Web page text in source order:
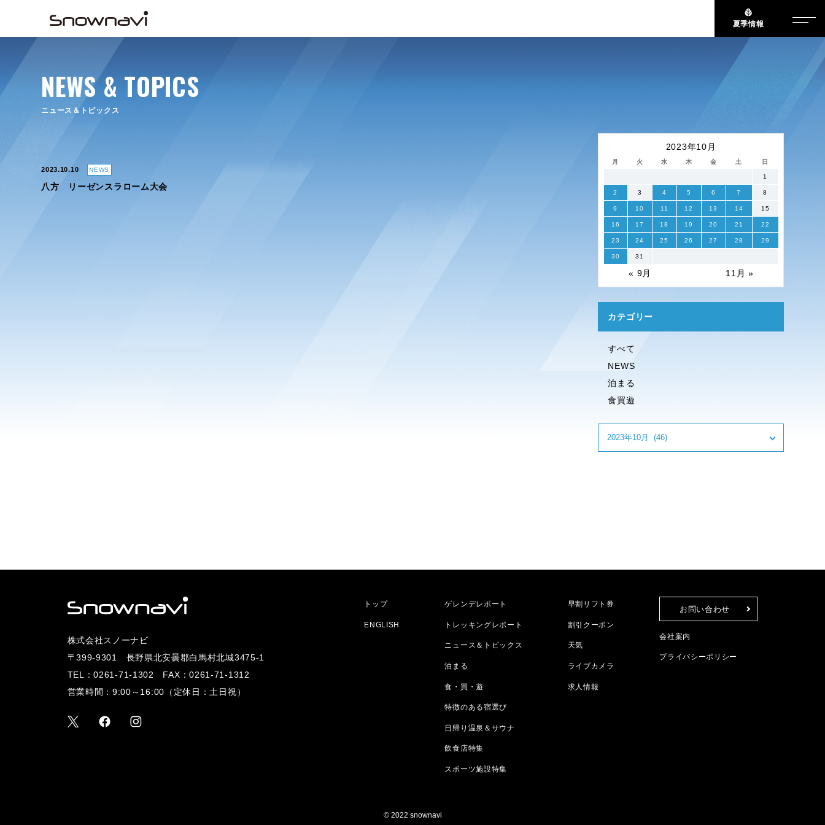
夏季情報
NEWS & TOPICS
ニュース＆トピックス
2023.10.10 NEWS
八方 リーゼンスラローム大会
2023年10月
月 火 水 木 金 土 日
« 9月 11月 »
1
2 3 4 5 6 7 8
9 10 11 12 13 14 15
16 17 18 19 20 21 22
23 24 25 26 27 28 29
30 31
カテゴリー
すべて
NEWS
泊まる
食買遊
トップ
ENGLISH
ゲレンデレポート
トレッキングレポート
ニュース＆トピックス
泊まる
食・買・遊
特徴のある宿選び
日帰り温泉＆サウナ
飲食店特集
スポーツ施設特集
早割リフト券
割引クーポン
天気
ライブカメラ
求人情報
お問い合わせ
会社案内
プライバシーポリシー
株式会社スノーナビ
〒399-9301 長野県北安曇郡白馬村北城3475-1
TEL：0261-71-1302
FAX：0261-71-1312
営業時間：9:00～16:00（定休日：土日祝）
© 2022 snownavi